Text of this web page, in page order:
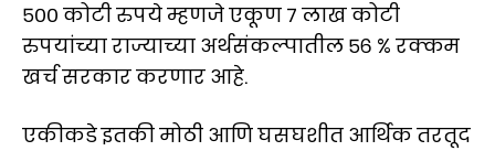
५०० कोटी रुपये म्हणजे एकूण ७ लाख कोटी
रुपयांच्या राज्याच्या अर्थसंकल्पातील ५६ % रक्कम
खर्च सरकार करणार आहे.
एकीकडे इतकी मोठी आणि घसघशीत आर्थिक तरतूद